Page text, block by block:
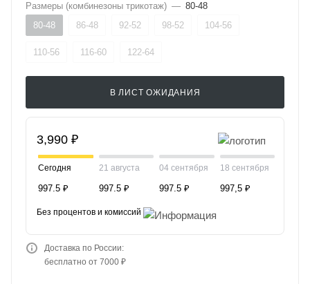
Размеры (комбинезоны трикотаж) — 80-48
80-48
86-48 92-52 98-52 104-56
110-56 116-60 122-64
В ЛИСТ ОЖИДАНИЯ
3,990 ₽
Сегодня
997.5 ₽
21 августа
997.5 ₽
04 сентября
997.5 ₽
18 сентября
997,5 ₽
Без процентов и комиссий
Доставка по России:
бесплатно от 7000 ₽